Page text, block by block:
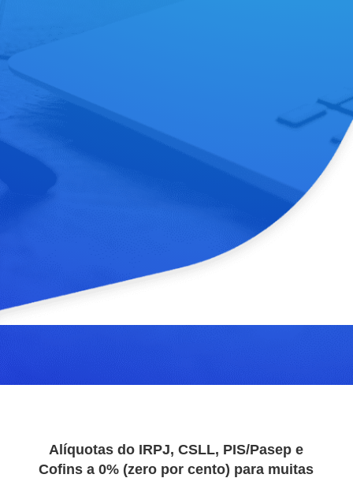
Alíquotas do IRPJ, CSLL, PIS/Pasep e
Cofins a 0% (zero por cento) para muitas